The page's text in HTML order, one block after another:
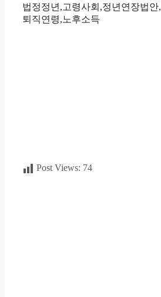
법정정년,고령사회,정년연장법안,
퇴직연령,노후소득
Post Views: 74